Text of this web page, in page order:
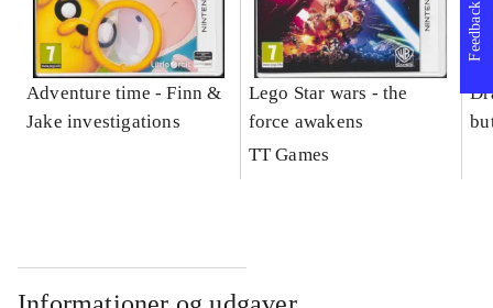
Adventure time - Finn &
Jake investigations
Lego Star wars - the
force awakens
TT Games
Feedback